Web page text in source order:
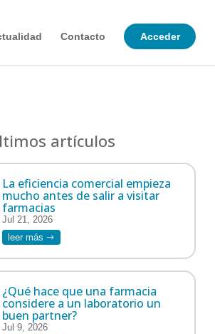
Contacto Acceder
artículos
La eficiencia comercial empieza
mucho antes de salir a visitar
farmacias
Jul 21, 2026
leer más
¿Qué hace que una farmacia
considere a un laboratorio un
buen partner?
Jul 9, 2026